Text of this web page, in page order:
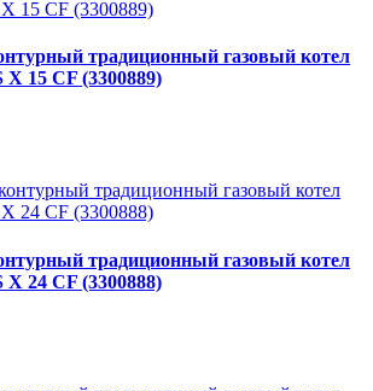
традиционный газовый котел
15 CF (3300889)
традиционный газовый котел
24 CF (3300888)